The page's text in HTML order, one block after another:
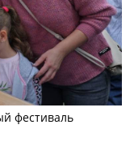
фестиваль